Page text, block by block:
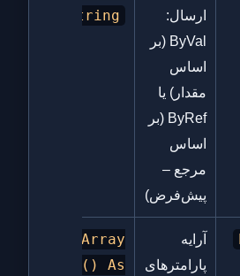
ارسال:
ByVal (بر
اساس
مقدار) یا
ByRef (بر
اساس
مرجع –
پیش‌فرض)
As String
آرایه
پارامترهای
ParamArray
args() As